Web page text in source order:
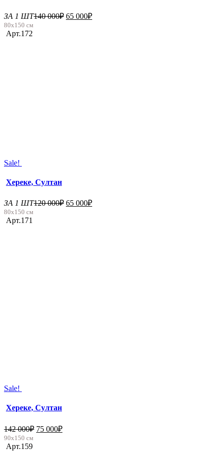
ЗА 1 ШТ140 000₽ 65 000₽
80х150 см
Арт.172
Sale!
Хереке, Султан
ЗА 1 ШТ120 000₽ 65 000₽
80х150 см
Арт.171
Sale!
Хереке, Султан
142 000₽ 75 000₽
90х150 см
Арт.159